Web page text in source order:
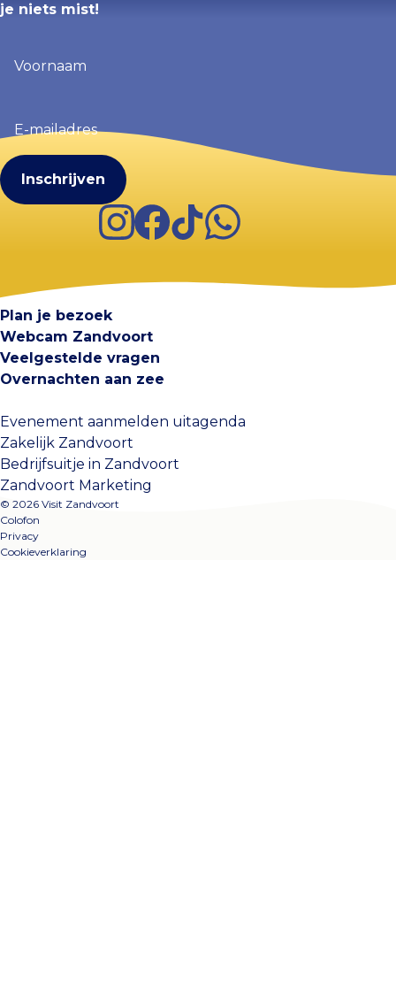
je niets mist!
(Vereist)
mailadres
(Vereist)
InstagramFacebook
TikTokWhatsApp
Plan je bezoek
Webcam Zandvoort
Veelgestelde vragen
Overnachten aan zee
Evenement aanmelden uitagenda
Zakelijk Zandvoort
Bedrijfsuitje in Zandvoort
Zandvoort Marketing
© 2026 Visit Zandvoort
Colofon
Privacy
Cookieverklaring